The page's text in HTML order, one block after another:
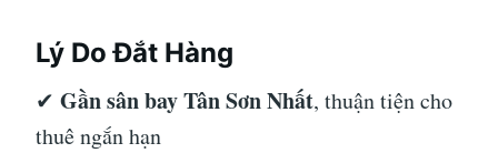
Lý Do Đắt Hàng
✔ Gần sân bay Tân Sơn Nhất, thuận tiện cho
thuê ngắn hạn